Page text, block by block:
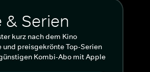
& Serien
kurz nach dem Kino
und preisgekrönte Top-Serien
Kombi-Abo mit Apple